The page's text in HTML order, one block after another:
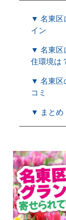
▼ 名東区
イン
▼ 名東区
住環境は
▼ 名東区
コミ
▼ まとめ